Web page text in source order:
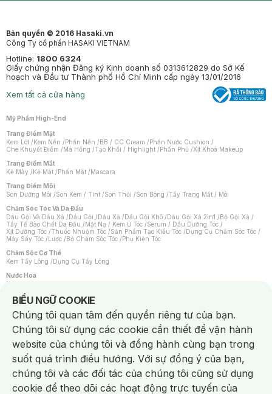
Bản quyền © 2016 Hasaki.vn
Công Ty cổ phần HASAKI VIETNAM
Hotline: 1800 6324
Giấy chứng nhận Đăng ký Kinh doanh số 0313612829 do Sở Kế
hoạch và Đầu tư Thành phố Hồ Chí Minh cấp ngày 13/01/2016
Xem tất cả cửa hàng
Mỹ Phẩm High-End
Trang Điểm Mặt
Kem Lót /Kem Nền /Phấn Nền /BB / CC Cream /Phấn Nước Cushion /
Che Khuyết Điểm /Má Hồng /Tạo Khối / Highlight /Phấn Phủ /Xịt Khoá Makeup
Trang Điểm Mắt
Kẻ Mày /Kẻ Mắt /Phấn Mắt /Mascara
Trang Điểm Môi
Son Dưỡng Môi /Son Kem / Tint /Son Thỏi /Son Bóng /Tẩy Trang Mắt / Môi
Chăm Sóc Tóc Và Da Đầu
Dầu Gội Và Dầu Xả /Dầu Gội /Dầu Xả /Dầu Gội Khô /Dầu Gội Xả 2in1 /Bộ Gội Xả /
Tẩy Tế Bào Chết Da Đầu /Mặt Nạ / Kem Ủ Tóc /Serum / Dầu Dưỡng Tóc /
Xịt Dưỡng Tóc /Thuốc Nhuộm Tóc /Sản Phẩm Tạo Kiểu Tóc /Dụng Cụ Chăm Sóc Tóc /
Máy Sấy Tóc /Lược /Bộ Chăm Sóc Tóc /Phụ Kiện Tóc
Chăm Sóc Cơ Thể
Kem Tẩy Lông /Dụng Cụ Tẩy Lông
Nước Hoa
Nước Hoa Nữ
Chăm Sóc Cá Nhân
Chống Muỗi /Khẩu Trang /Máy Massage/Mặt Nạ Xông Hơi /Nước Rửa Tay/
Sản Phẩm Chăm Sóc Khác /Bàn Chải Đánh Răng /Bàn Chải Điện/
Hỗ Trợ Trắng Răng/Kem Đánh Răng /Máy Tăm Nước/ Nước Súc Miệng/
Tăm / Chỉ Nha Khoa/ Xịt Thơm Miệng / Dung Dịch Vệ Sinh/Dưỡng Vùng Kín/
Khăn Ướt Vệ Sinh Vùng Kín/Băng Vệ Sinh/Tampon/Bọt Cạo Râu /Dao Cạo Râu/
Máy Cạo Râu
Vấn Đề Về Da
Da Dầu / Lỗ Chân Lông To/ Da Khô / Mất Nước/ Da Lão Hóa/ Da Mụn/
Da Nhạy Cảm / Kích Ứng
Da Xỉn Màu Thâm / Nám / Tàn Nhang
Quầng Thâm & Bọng Mắt /Sẹo /Viêm Da Cơ Địa
BIỂU NGỮ COOKIE
Notice about cookies usage
Chúng tôi quan tâm đến quyền riêng tư của bạn.
Chúng tôi sử dụng các cookie cần thiết để vận hành
website của chúng tôi và đồng hành cùng bạn trong
suốt quá trình điều hướng. Với sự đồng ý của bạn,
chúng tôi và các đối tác của chúng tôi cũng sử dụng
cookie để theo dõi các hoạt động trực tuyến của